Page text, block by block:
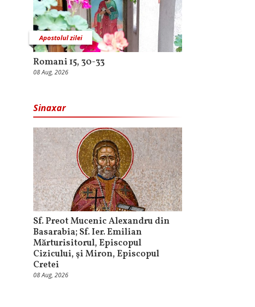
Apostolul zilei
Romani 15, 30-33
08 Aug, 2026
Sinaxar
Sf. Preot Mucenic Alexandru din
Basarabia; Sf. Ier. Emilian
Mărturisitorul, Episcopul
Cizicului, şi Miron, Episcopul
Cretei
08 Aug, 2026